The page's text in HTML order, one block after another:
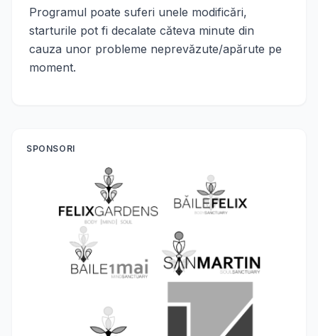
Programul poate suferi unele modificări,
starturile pot fi decalate căteva minute din
cauza unor probleme neprevăzute/apărute pe
moment.
SPONSORI